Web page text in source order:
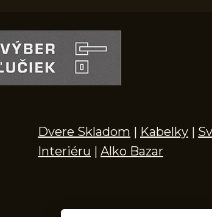
Dvere Skladom | Kabelky |
Interiéru | Alko Bazar